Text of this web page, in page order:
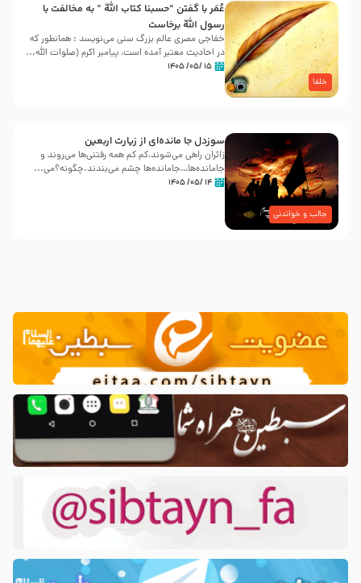
خلفا
عُمَر با گفتن “حسبنا كتاب اللّه ” به مخالفت با
رسول اللّه برخاست
خفاجی مصری عالم بزرگ سنی می‌نویسد : همانطور که
در احادیث معتبر آمده است، پیامبر اکرم (صلوات اللّه...
۱۵ /۰۵/ ۱۴۰۵
جالب و خواندنی
سوزدل جا مانده‌ای از زیارت اربعین
زائران راهی می‌شوند،کم‌ کم همه رفتنی‌ها می‌روند و
جامانده‌ها…جامانده‌ها چشم می‌بندند.چگونه؟می‌...
۱۴ /۰۵/ ۱۴۰۵